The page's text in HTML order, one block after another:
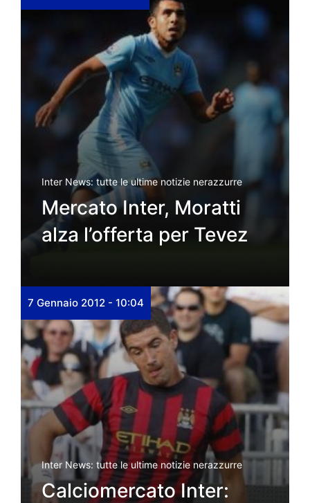
Inter News: tutte le ultime notizie nerazzurre
Mercato Inter, Moratti
alza l’offerta per Tevez
7 Gennaio 2012 - 10:04
Inter News: tutte le ultime notizie nerazzurre
Calciomercato Inter: